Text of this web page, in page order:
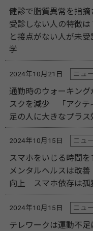
健診で脂質異常を指摘
受診しない人の特徴
と接点がない人が未
学
2024年10月21日 ニュ
通勤時のウォーキング
スクを減少 「アクテ
足の人に大きなプラス
2024年10月15日 ニュ
スマホをいじる時間
メンタルヘルスは改
向上 スマホ依存は孤
2024年10月15日 ニュ
テレワークは運動不